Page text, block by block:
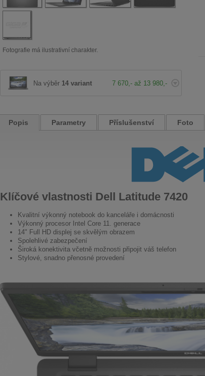
Fotografie má ilustrativní charakter.
Na výběr 14 variant 7 670,- až 13 980,-
Popis Parametry Příslušenství Foto
Klíčové vlastnosti Dell Latitude 7420
Kvalitní výkonný notebook do kanceláře i domácnosti
Výkonný procesor Intel Core 11. generace
14" Full HD displej se skvělým obrazem
Spolehlivé zabezpečení
Široká konektivita včetně možnosti připojit váš telefon
Stylové, snadno přenosné provedení